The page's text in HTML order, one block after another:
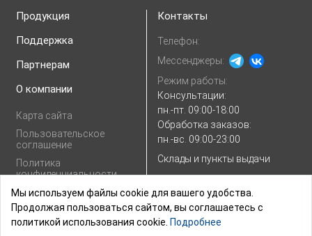
Продукция
Поддержка
Партнерам
О компании
Карта сайта
Пользовательское
соглашение
Политика
конфиденциальности
Согласие на
обработку
персональных
данных
Контакты
Телефон:
Мессенджеры:
Режим работы:
Консультации:
пн.-пт. 09:00-18:00
Обработка заказов:
пн.-вс. 09:00-23:00
Склады и пункты выдачи
Мы используем файлы cookie для вашего удобства.
Продолжая пользоваться сайтом, вы соглашаетесь с
политикой использования cookie. Подробнее